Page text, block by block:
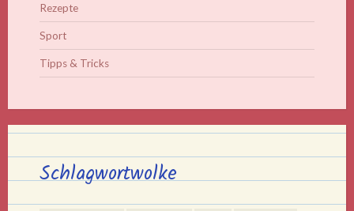
Rezepte
Sport
Tipps & Tricks
Schlagwortwolke